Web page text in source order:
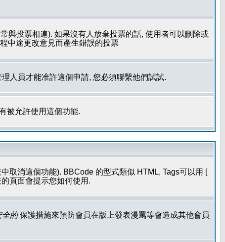
與投票相連). 如果沒有人放棄投票的話, 使用者可以刪除或
中途更改意見而產生錯誤的投票
人員才能准許這個申請, 您必須聯繫他們試試.
被允許使用這個功能.
取消這個功能). BBCode 的型式類似 HTML, Tags可以用 [
頁面會提示您如何使用.
全的保護措施來預防會員在版上發表漫罵等會造成其他會員